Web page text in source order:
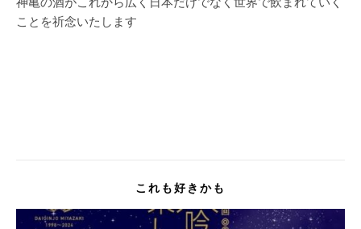
ことを祈念いたします
これも好きかも